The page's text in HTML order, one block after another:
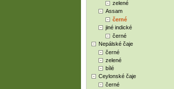
zelené
Assam
černé
jiné indické
černé
Nepálské čaje
černé
zelené
bílé
Ceylonské čaje
černé